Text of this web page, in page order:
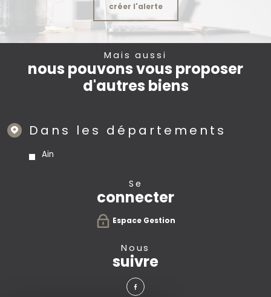
créer l'alerte
Mais aussi
nous pouvons vous proposer
d'autres biens
Dans les départements
Ain
se
connecter
Espace Gestion
nous
suivre